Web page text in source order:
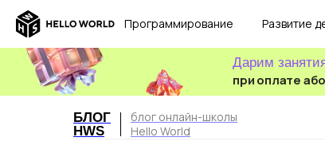
Программирование Развитие
при оплате
Дарим
БЛОГ
HWS
блог онлайн-школы
Hello World